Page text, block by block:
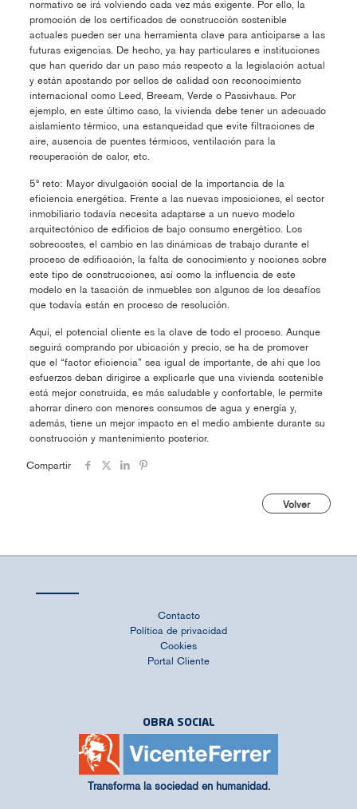
normativo se irá volviendo cada vez más exigente. Por ello, la
promoción de los certificados de construcción sostenible
actuales pueden ser una herramienta clave para anticiparse a las
futuras exigencias. De hecho, ya hay particulares e instituciones
que han querido dar un paso más respecto a la legislación actual
y están apostando por sellos de calidad con reconocimiento
internacional como Leed, Breeam, Verde o Passivhaus. Por
ejemplo, en este último caso, la vivienda debe tener un adecuado
aislamiento térmico, una estanqueidad que evite filtraciones de
aire, ausencia de puentes térmicos, ventilación para la
recuperación de calor, etc.
5º reto: Mayor divulgación social de la importancia de la
eficiencia energética. Frente a las nuevas imposiciones, el sector
inmobiliario todavía necesita adaptarse a un nuevo modelo
arquitectónico de edificios de bajo consumo energético. Los
sobrecostes, el cambio en las dinámicas de trabajo durante el
proceso de edificación, la falta de conocimiento y nociones sobre
este tipo de construcciones, así como la influencia de este
modelo en la tasación de inmuebles son algunos de los desafíos
que todavía están en proceso de resolución.
Aquí, el potencial cliente es la clave de todo el proceso. Aunque
seguirá comprando por ubicación y precio, se ha de promover
que el “factor eficiencia” sea igual de importante, de ahí que los
esfuerzos deban dirigirse a explicarle que una vivienda sostenible
está mejor construida, es más saludable y confortable, le permite
ahorrar dinero con menores consumos de agua y energía y,
además, tiene un mejor impacto en el medio ambiente durante su
construcción y mantenimiento posterior.
Compartir
Volver
Contacto
Política de privacidad
Cookies
Portal Cliente
OBRA SOCIAL
Transforma la sociedad en humanidad.